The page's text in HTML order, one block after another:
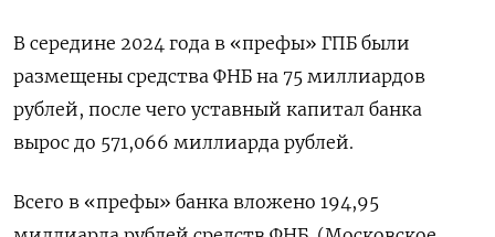
В середине 2024 года в «префы» ГПБ были
размещены средства ФНБ на 75 миллиардов
рублей, после чего уставный капитал банка
вырос до 571,066 миллиарда рублей.
Всего в «префы» банка вложено 194,95